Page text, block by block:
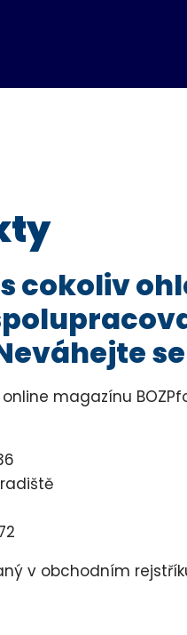
cokoliv
magazínu
v obchodním rejstříku